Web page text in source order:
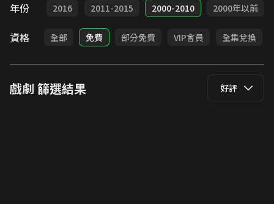
年份
2017 2016 2011-2015 2000-2010 2000年以前
資格 全部 免費 部分免費 VIP會員 全集兌換
戲劇 篩選結果 好評